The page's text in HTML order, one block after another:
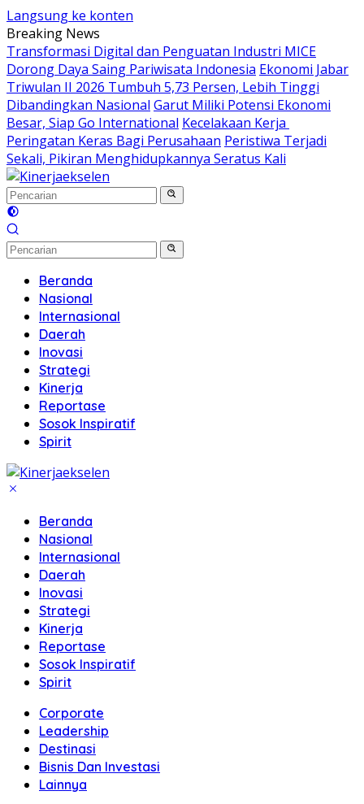
Langsung ke konten
Breaking News
Transformasi Digital dan Penguatan Industri MICE
Dorong Daya Saing Pariwisata Indonesia Ekonomi Jabar
Triwulan II 2026 Tumbuh 5,73 Persen, Lebih Tinggi
Dibandingkan Nasional Garut Miliki Potensi Ekonomi
Besar, Siap Go International Kecelakaan Kerja
Peringatan Keras Bagi Perusahaan Peristiwa Terjadi
Sekali, Pikiran Menghidupkannya Seratus Kali
Beranda
Nasional
Internasional
Daerah
Inovasi
Strategi
Kinerja
Reportase
Sosok Inspiratif
Spirit
Beranda
Nasional
Internasional
Daerah
Inovasi
Strategi
Kinerja
Reportase
Sosok Inspiratif
Spirit
Corporate
Leadership
Destinasi
Bisnis Dan Investasi
Lainnya